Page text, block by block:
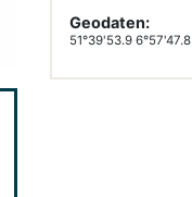
Geodaten:
51°39'53.9 6°57'47.8